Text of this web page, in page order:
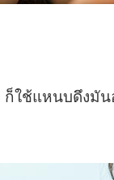
ก็ใช้แหนบดึง